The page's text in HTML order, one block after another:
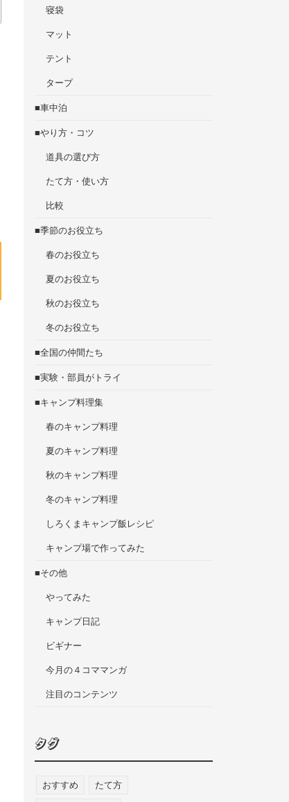
寝袋
マット
テント
タープ
■車中泊
■やり方・コツ
道具の選び方
たて方・使い方
比較
■季節のお役立ち
春のお役立ち
夏のお役立ち
秋のお役立ち
冬のお役立ち
■全国の仲間たち
■実験・部員がトライ
■キャンプ料理集
春のキャンプ料理
夏のキャンプ料理
秋のキャンプ料理
冬のキャンプ料理
しろくまキャンプ飯レシピ
キャンプ場で作ってみた
■その他
やってみた
キャンプ日記
ビギナー
今月の４コママンガ
注目のコンテンツ
タグ
おすすめ たて方